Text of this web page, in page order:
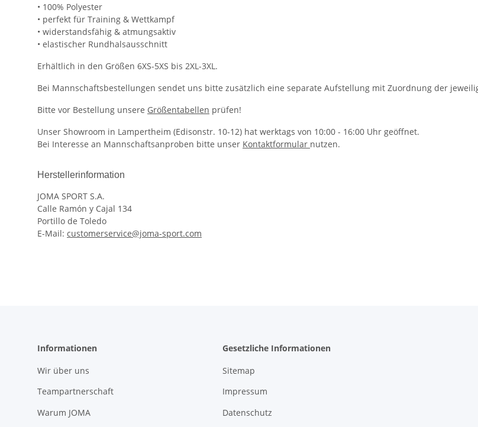
• 100% Polyester
• perfekt für Training & Wettkampf
• widerstandsfähig & atmungsaktiv
• elastischer Rundhalsausschnitt
Erhältlich in den Größen 6XS-5XS bis 2XL-3XL.
Bei Mannschaftsbestellungen sendet uns bitte zusätzlich eine separate Aufstellung mit Zuordnung der
Bitte vor Bestellung unsere Größentabellen prüfen!
Unser Showroom in Lampertheim (Edisonstr. 10-12) hat werktags von 10:00 - 16:00 Uhr geöffnet.
Bei Interesse an Mannschaftsanproben bitte unser Kontaktformular nutzen.
Herstellerinformation
JOMA SPORT S.A.
Calle Ramón y Cajal 134
Portillo de Toledo
E-Mail: customerservice@joma-sport.com
Informationen
Wir über uns
Teampartnerschaft
Warum JOMA
Gesetzliche Informationen
Sitemap
Impressum
Datenschutz